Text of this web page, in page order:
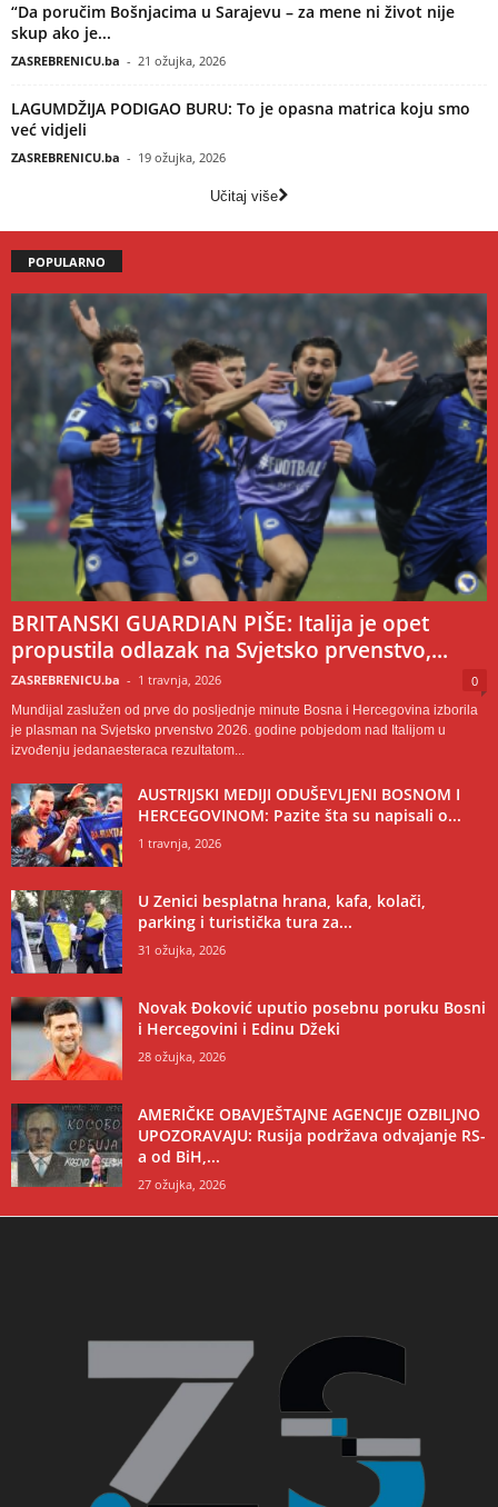
“Da poručim Bošnjacima u Sarajevu – za mene ni život nije
skup ako je...
ZASREBRENICU.ba - 21 ožujka, 2026
LAGUMDŽIJA PODIGAO BURU: To je opasna matrica koju smo
već vidjeli
ZASREBRENICU.ba - 19 ožujka, 2026
Učitaj više
POPULARNO
BRITANSKI GUARDIAN PIŠE: Italija je opet
propustila odlazak na Svjetsko prvenstvo,...
ZASREBRENICU.ba - 1 travnja, 2026 0
Mundijal zaslužen od prve do posljednje minute Bosna i Hercegovina izborila
je plasman na Svjetsko prvenstvo 2026. godine pobjedom nad Italijom u
izvođenju jedanaesteraca rezultatom...
AUSTRIJSKI MEDIJI ODUŠEVLJENI BOSNOM I
HERCEGOVINOM: Pazite šta su napisali o...
1 travnja, 2026
U Zenici besplatna hrana, kafa, kolači,
parking i turistička tura za...
31 ožujka, 2026
Novak Đoković uputio posebnu poruku Bosni
i Hercegovini i Edinu Džeki
28 ožujka, 2026
AMERIČKE OBAVJEŠTAJNE AGENCIJE OZBILJNO
UPOZORAVAJU: Rusija podržava odvajanje RS-
a od BiH,...
27 ožujka, 2026